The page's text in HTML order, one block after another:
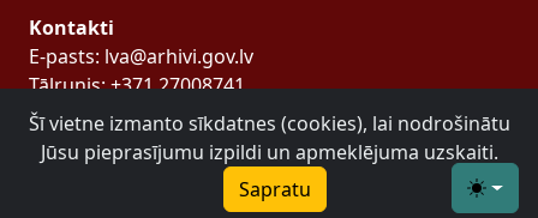
Kontakti
E-pasts: lva@arhivi.gov.lv
Tālrunis: +371 27008741
Bezdelīgu 1A, Rīga
Latvijas Valsts arhīvs
Šī vietne izmanto sīkdatnes (cookies), lai nodrošinātu
Jūsu pieprasījumu izpildi un apmeklējuma uzskaiti.
Sapratu